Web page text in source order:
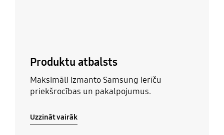
Produktu atbalsts
Maksimāli izmanto Samsung ierīču
priekšrocības un pakalpojumus.
Uzzināt vairāk